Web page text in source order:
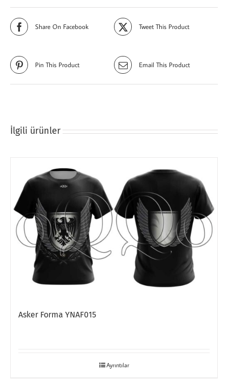
Share On Facebook Tweet This Product
Pin This Product Email This Product
İlgili ürünler
Asker Forma YNAF015
Ayrıntılar